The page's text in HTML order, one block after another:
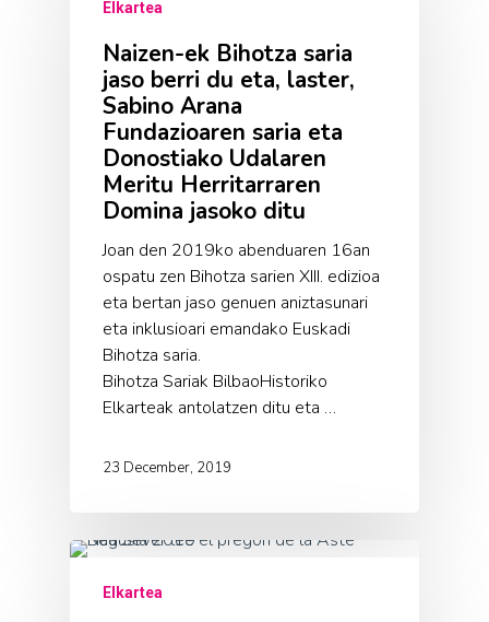
Elkartea
Naizen-ek Bihotza saria
jaso berri du eta, laster,
Sabino Arana
Fundazioaren saria eta
Donostiako Udalaren
Meritu Herritarraren
Domina jasoko ditu
Joan den 2019ko abenduaren 16an
ospatu zen Bihotza sarien XIII. edizioa
eta bertan jaso genuen aniztasunari
eta inklusioari emandako Euskadi
Bihotza saria.
Bihotza Sariak BilbaoHistoriko
Elkarteak antolatzen ditu eta …
23 December, 2019
Elkartea